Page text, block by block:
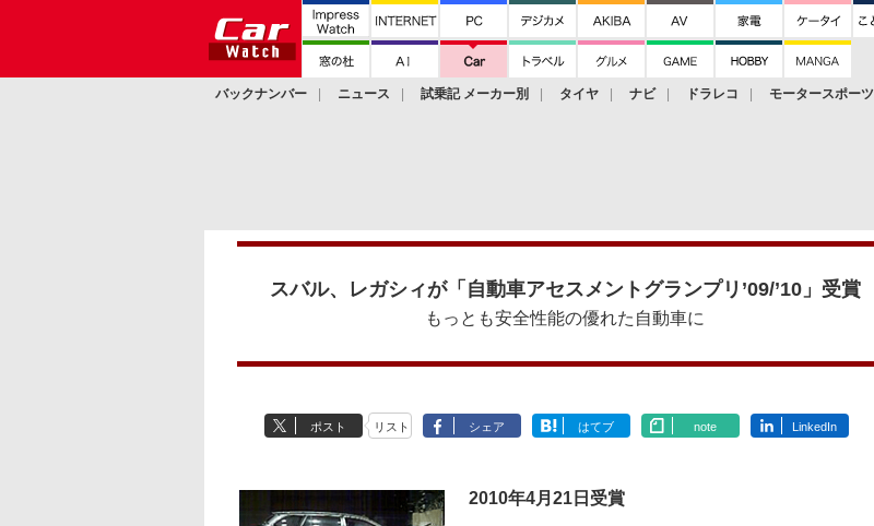
バックナンバー ニュース 試乗記 メーカー別 タイヤ ナビ ドラレコ モータースポーツ
スバル、レガシィが「自動車アセスメントグランプリ’09/’10」受賞
もっとも安全性能の優れた自動車に
ポスト リスト シェア はてブ note LinkedIn
2010年4月21日受賞